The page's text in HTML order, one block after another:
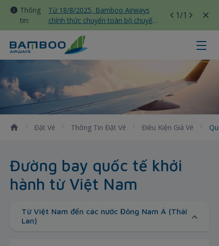
Thông
tin:
Từ 18/8/2025, Bamboo Airways
chính thức chuyển toàn bộ chuyến
bay nội địa sang nhà ga T3 Tân
Sơn Nhất
1/1
Quốc tế đi - Bamboo Airways
Đặt Vé Thông Tin Đặt Vé Điều Kiện Giá Vé
Đường bay quốc tế khởi
hành từ Việt Nam
Từ Việt Nam đến các nước Đông Nam Á (Thái
Lan)